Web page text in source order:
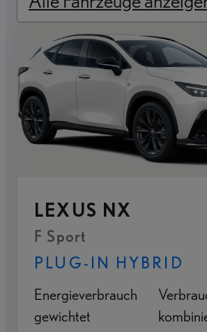
LEXUS NX
F Sport
PLUG-IN HYBRID
Energieverbrauch
gewichtet